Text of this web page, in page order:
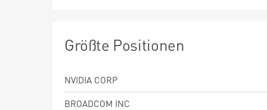
Größte Positionen
NVIDIA CORP
BROADCOM INC